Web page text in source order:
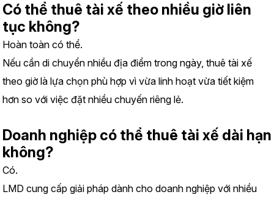
Có thể thuê tài xế theo nhiều giờ liên
tục không?
Hoàn toàn có thể.
Nếu cần di chuyển nhiều địa điểm trong ngày, thuê tài xế
theo giờ là lựa chọn phù hợp vì vừa linh hoạt vừa tiết kiệm
hơn so với việc đặt nhiều chuyến riêng lẻ.
Doanh nghiệp có thể thuê tài xế dài hạn
không?
Có.
LMD cung cấp giải pháp dành cho doanh nghiệp với nhiều